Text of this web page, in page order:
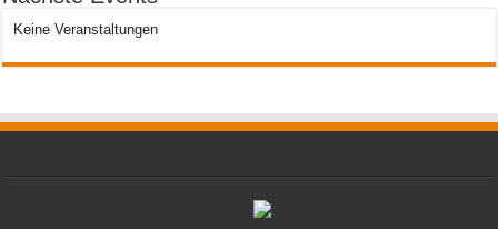
Keine Veranstaltungen